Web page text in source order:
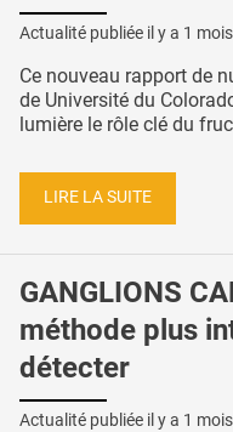
Actualité publiée il y a 1
Ce nouveau rapport de
de Université du
lumière le rôle clé du
LIRE LA SUITE
GANGLIONS
méthode plus
détecter
Actualité publiée il y a 1